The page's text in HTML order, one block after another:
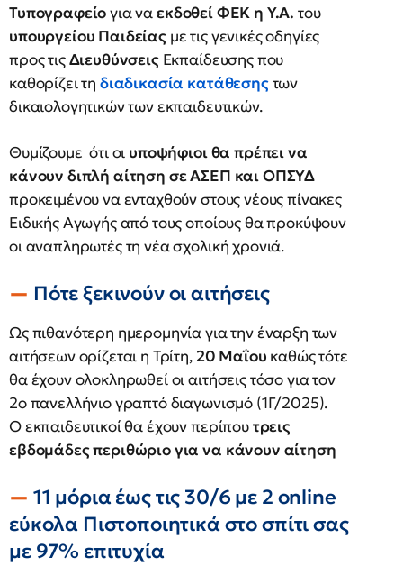
Τυπογραφείογια ναεκδοθεί ΦΕΚ η Υ.Α. του
υπουργείου Παιδείαςμε τις γενικές οδηγίες
προς τιςΔιευθύνσειςΕκπαίδευσης που
καθορίζει τη διαδικασία κατάθεσηςτων
δικαιολογητικών των εκπαιδευτικών.
Θυμίζουμε ότι οι υποψήφιοι θα πρέπει να
κάνουν διπλή αίτηση σε ΑΣΕΠ και ΟΠΣΥΔ
προκειμένου να ενταχθούν στους νέους πίνακες
Ειδικής Αγωγής από τους οποίους θα προκύψουν
οι αναπληρωτές τη νέα σχολική χρονιά.
Πότε ξεκινούν οι αιτήσεις
Ως πιθανότερη ημερομηνία για την έναρξη των
αιτήσεων ορίζεται η Τρίτη, 20 Μαΐου καθώς τότε
θα έχουν ολοκληρωθεί οι αιτήσεις τόσο για τον
2ο πανελλήνιο γραπτό διαγωνισμό (1Γ/2025).
O εκπαιδευτικοί θα έχουν περίπουτρεις
εβδομάδες περιθώριο για να κάνουν αίτηση
11 μόρια έως τις 30/6 με 2 online
εύκολα Πιστοποιητικά στο σπίτι σας
με 97% επιτυχία